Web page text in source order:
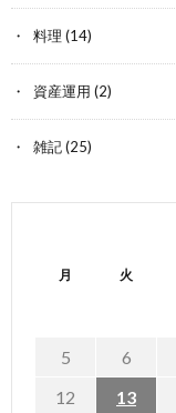
料理 (14)
資産運用 (2)
雑記(25)
月 火
5
6
12
13